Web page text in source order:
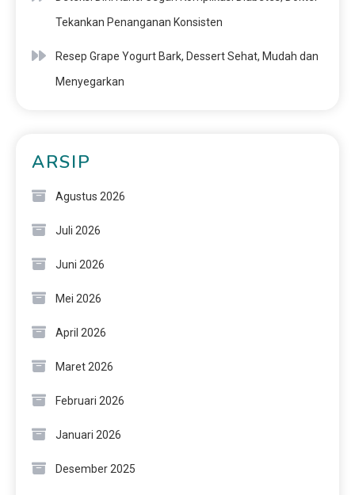
Tekankan Penanganan Konsisten
Resep Grape Yogurt Bark, Dessert Sehat, Mudah dan
Menyegarkan
ARSIP
Agustus 2026
Juli 2026
Juni 2026
Mei 2026
April 2026
Maret 2026
Februari 2026
Januari 2026
Desember 2025